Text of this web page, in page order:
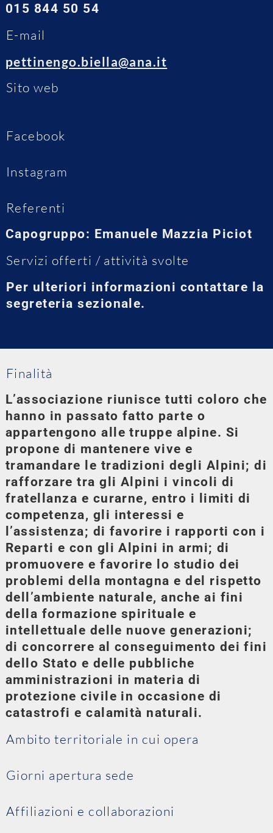
015 844 50 54
E-mail
pettinengo.biella@ana.it
Sito web
Facebook
Instagram
Referenti
Capogruppo: Emanuele Mazzia Piciot
Servizi offerti / attività svolte
Per ulteriori informazioni contattare la
segreteria sezionale.
Finalità
L’associazione riunisce tutti coloro che
hanno in passato fatto parte o
appartengono alle truppe alpine. Si
propone di mantenere vive e
tramandare le tradizioni degli Alpini; di
rafforzare tra gli Alpini i vincoli di
fratellanza e curarne, entro i limiti di
competenza, gli interessi e
l’assistenza; di favorire i rapporti con i
Reparti e con gli Alpini in armi; di
promuovere e favorire lo studio dei
problemi della montagna e del rispetto
dell’ambiente naturale, anche ai fini
della formazione spirituale e
intellettuale delle nuove generazioni;
di concorrere al conseguimento dei fini
dello Stato e delle pubbliche
amministrazioni in materia di
protezione civile in occasione di
catastrofi e calamità naturali.
Ambito territoriale in cui opera
Giorni apertura sede
Affiliazioni e collaborazioni